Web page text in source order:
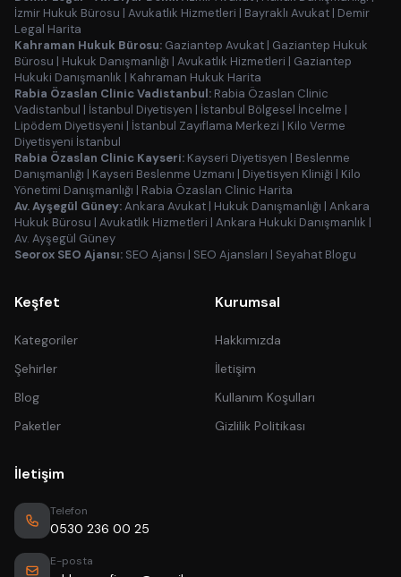
İzmir Hukuk Bürosu | Avukatlık Hizmetleri | Bayraklı Avukat | Demir
Legal Harita
Kahraman Hukuk Bürosu: Gaziantep Avukat | Gaziantep Hukuk
Bürosu | Hukuk Danışmanlığı | Avukatlık Hizmetleri | Gaziantep
Hukuki Danışmanlık | Kahraman Hukuk Harita
Rabia Özaslan Clinic Vadistanbul: Rabia Özaslan Clinic
Vadistanbul | İstanbul Diyetisyen | İstanbul Bölgesel İncelme |
Lipödem Diyetisyeni | İstanbul Zayıflama Merkezi | Kilo Verme
Diyetisyeni İstanbul
Rabia Özaslan Clinic Kayseri: Kayseri Diyetisyen | Beslenme
Danışmanlığı | Kayseri Beslenme Uzmanı | Diyetisyen Kliniği | Kilo
Yönetimi Danışmanlığı | Rabia Özaslan Clinic Harita
Av. Ayşegül Güney:Ankara Avukat | Hukuk Danışmanlığı | Ankara
Hukuk Bürosu | Avukatlık Hizmetleri | Ankara Hukuki Danışmanlık |
Av. Ayşegül Güney
Seorox SEO Ajansı: SEO Ajansı | SEO Ajansları | Seyahat Blogu
Keşfet
Kategoriler
Şehirler
Blog
Paketler
Kurumsal
Hakkımızda
İletişim
Kullanım Koşulları
Gizlilik Politikası
İletişim
Telefon
0530 236 00 25
E-posta